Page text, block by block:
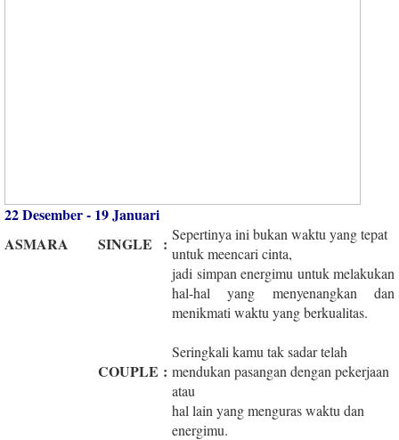
22 Desember - 19 Januari
ASMARA
SINGLE : Sepertinya ini bukan waktu yang tepat
untuk meencari cinta,
jadi simpan energimu untuk melakukan
hal-hal yang menyenangkan dan
menikmati waktu yang berkualitas.
COUPLE :
Seringkali kamu tak sadar telah
mendukan pasangan dengan pekerjaan
atau
hal lain yang menguras waktu dan
energimu.